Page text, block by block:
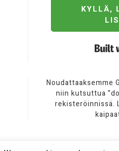
KYLLÄ,
Noudattaaksemme
niin kutsuttua
rekisteröinnissä.